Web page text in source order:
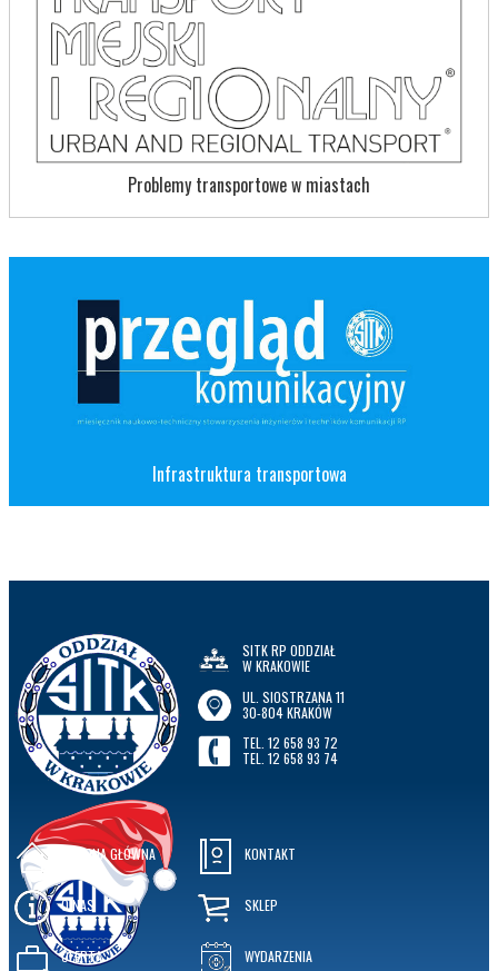
Problemy transportowe w miastach
Infrastruktura transportowa
SITK RP ODDZIAŁ
W KRAKOWIE
UL. SIOSTRZANA 11
30-804 KRAKÓW
TEL. 12 658 93 72
TEL. 12 658 93 74
STRONA GŁÓWNA
O NAS
OFERTA
KONTAKT
SKLEP
WYDARZENIA